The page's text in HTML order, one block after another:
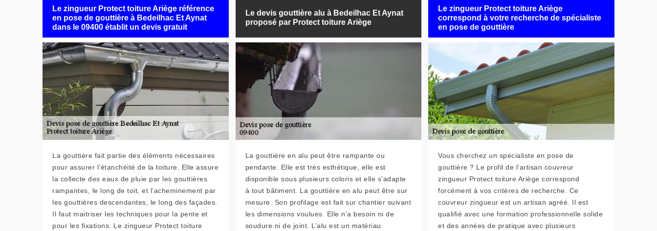
Le zingueur Protect toiture Ariège référence
en pose de gouttière à Bedeilhac Et Aynat
dans le 09400 établit un devis gratuit
La gouttière fait partie des éléments nécessaires
pour assurer l’étanchéité de la toiture. Elle assure
la collecte des eaux de pluie par les gouttières
rampantes, le long de toit, et l’acheminement par
les gouttières descendantes, le long des façades.
Il faut maitriser les techniques pour la pente et
pour les fixations. Le zingueur Protect toiture
Le devis gouttière alu à Bedeilhac Et Aynat
proposé par Protect toiture Ariège
La gouttière en alu peut être rampante ou
pendante. Elle est très esthétique, elle est
disponible sous plusieurs coloris et elle s’adapte
à tout bâtiment. La gouttière en alu peut être sur
mesure. Son profilage est fait sur chantier suivant
les dimensions voulues. Elle n’a besoin ni de
soudure ni de joint. L’alu est un matériau
Le zingueur Protect toiture Ariège
correspond à votre recherche de spécialiste
en pose de gouttière
Vous cherchez un spécialiste en pose de
gouttière ? Le profil de l’artisan couvreur
zingueur Protect toiture Ariège correspond
forcément à vos critères de recherche. Ce
couvreur zingueur est un artisan agréé. Il est
qualifié avec une formation professionnelle solide
et des années de pratique avec plusieurs